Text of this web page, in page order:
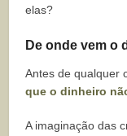
elas?
De onde vem o
Antes de qualquer
que o dinheiro
A imaginação das